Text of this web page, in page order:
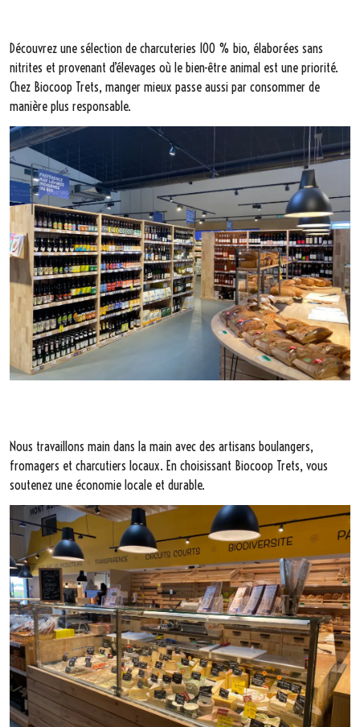
Découvrez une sélection de charcuteries 100 % bio, élaborées sans
nitrites et provenant d’élevages où le bien-être animal est une priorité.
Chez Biocoop Trets, manger mieux passe aussi par consommer de
manière plus responsable.
Nous travaillons main dans la main avec des artisans boulangers,
fromagers et charcutiers locaux. En choisissant Biocoop Trets, vous
soutenez une économie locale et durable.